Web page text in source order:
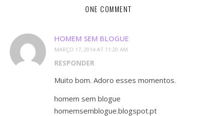
ONE COMMENT
HOMEM SEM BLOGUE
MARÇO 17, 2014 AT 11:20 AM
RESPONDER
Muito bom. Adoro esses momentos.
homem sem blogue
homemsemblogue.blogspot.pt